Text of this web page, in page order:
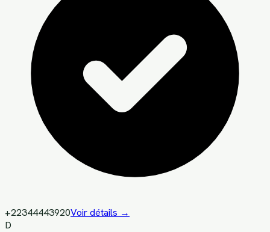
+22344443920Voir détails →
D